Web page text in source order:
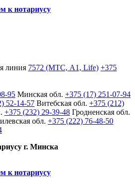
к нотариусу
линия 7572 (МТС, A1, Life) +375
95 Минская обл. +375 (17) 251-07-94
52-14-57 Витебская обл. +375 (212)
+375 (232) 29-39-48 Гродненская обл.
обл. +375 (222) 76-48-50
г. Минска
к нотариусу